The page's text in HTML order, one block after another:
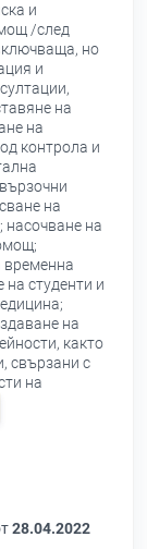
и
/след
но
и
на
на
контрола и
на
насочване на
временна
на студенти и
на
както
свързани с
на
28.04.2022